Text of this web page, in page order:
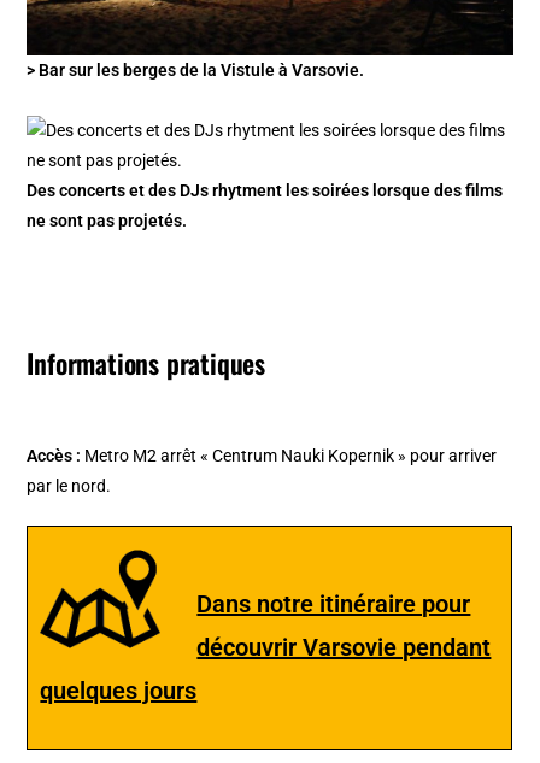
> Bar sur les berges de la Vistule à Varsovie.
Des concerts et des DJs rhytment les soirées lorsque des films
ne sont pas projetés.
Informations pratiques
Accès : Metro M2 arrêt « Centrum Nauki Kopernik » pour arriver
par le nord.
Dans notre itinéraire pour
découvrir Varsovie pendant
quelques jours